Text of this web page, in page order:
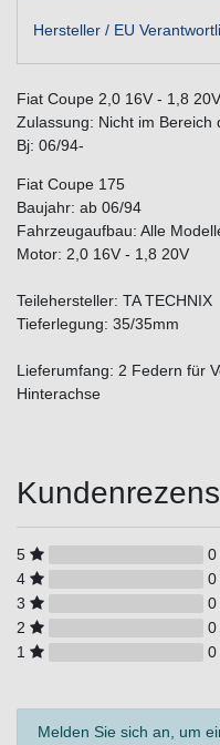
Hersteller / EU
Fiat Coupe 2,0 16V - 1,8
Zulassung: Nicht im Bereich
Bj: 06/94-
Fiat Coupe 175
Baujahr: ab 06/94
Fahrzeugaufbau: Alle
Motor: 2,0 16V - 1,8 20V
Teilehersteller: TA TECHNIX
Tieferlegung: 35/35mm
Lieferumfang: 2 Federn für
Hinterachse
5
0
4
0
3
0
2
0
1
0
Melden Sie sich an, um